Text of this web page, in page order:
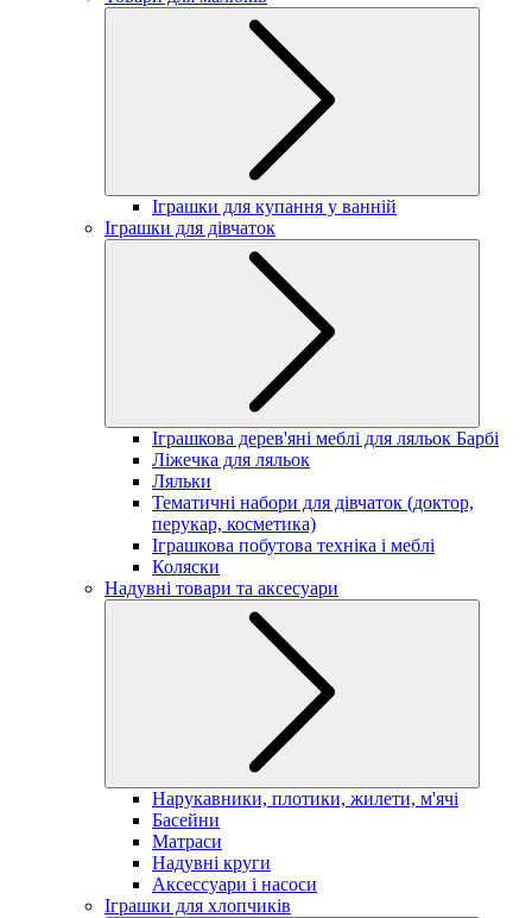
Іграшки для купання у ванній
Іграшки для дівчаток
Іграшкова дерев'яні меблі для ляльок Барбі
Ліжечка для ляльок
Ляльки
Тематичні набори для дівчаток (доктор,
перукар, косметика)
Іграшкова побутова техніка і меблі
Коляски
Надувні товари та аксесуари
Нарукавники, плотики, жилети, м'ячі
Басейни
Матраси
Надувні круги
Аксессуари і насоси
Іграшки для хлопчиків